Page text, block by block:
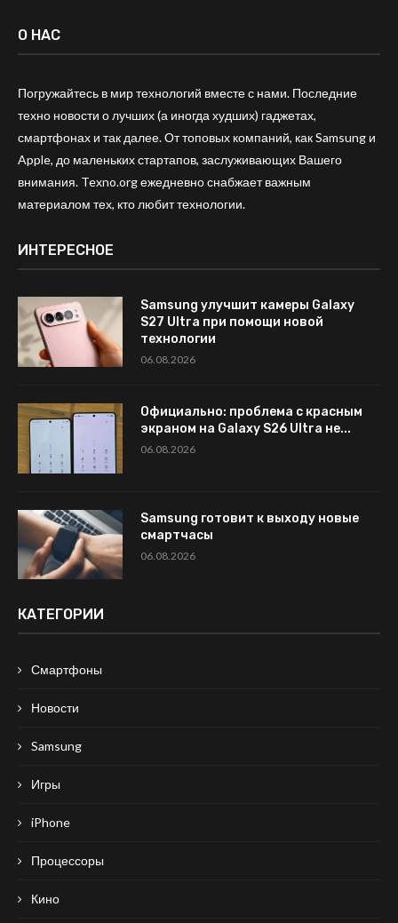
О НАС
Погружайтесь в мир технологий вместе с нами. Последние
техно новости о лучших (а иногда худших) гаджетах,
смартфонах и так далее. От топовых компаний, как Samsung и
Apple, до маленьких стартапов, заслуживающих Вашего
внимания. Texno.org ежедневно снабжает важным
материалом тех, кто любит технологии.
ИНТЕРЕСНОЕ
Samsung улучшит камеры Galaxy
S27 Ultra при помощи новой
технологии
06.08.2026
Официально: проблема с красным
экраном на Galaxy S26 Ultra не...
06.08.2026
Samsung готовит к выходу новые
смартчасы
06.08.2026
КАТЕГОРИИ
Смартфоны
Новости
Samsung
Игры
iPhone
Процессоры
Кино